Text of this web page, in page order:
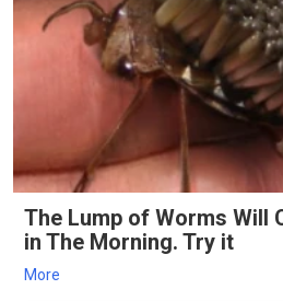
The Lump of Worms Will
in The Morning. Try it
More